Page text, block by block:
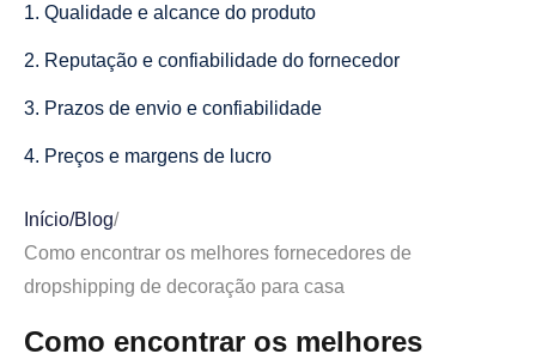
1. Qualidade e alcance do produto
2. Reputação e confiabilidade do fornecedor
3. Prazos de envio e confiabilidade
4. Preços e margens de lucro
Principais fornecedores de dropshipping para decoração
Início/Blog/
Como encontrar os melhores fornecedores de
dropshipping de decoração para casa
Como encontrar os melhores